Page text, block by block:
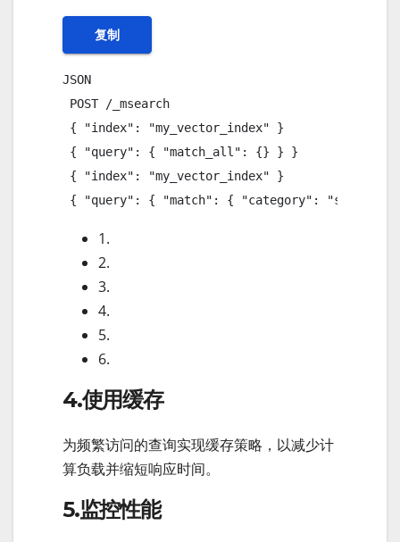
复制
JSON
POST /_msearch
{ "index": "my_vector_index" }
{ "query": { "match_all": {} } }
{ "index": "my_vector_index" }
{ "query": { "match": { "category": "sci-fi"
1.
2.
3.
4.
5.
6.
4.使用缓存
为频繁访问的查询实现缓存策略，以减少计
算负载并缩短响应时间。
5.监控性能